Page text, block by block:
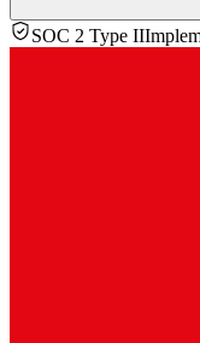
SOC 2 Type II